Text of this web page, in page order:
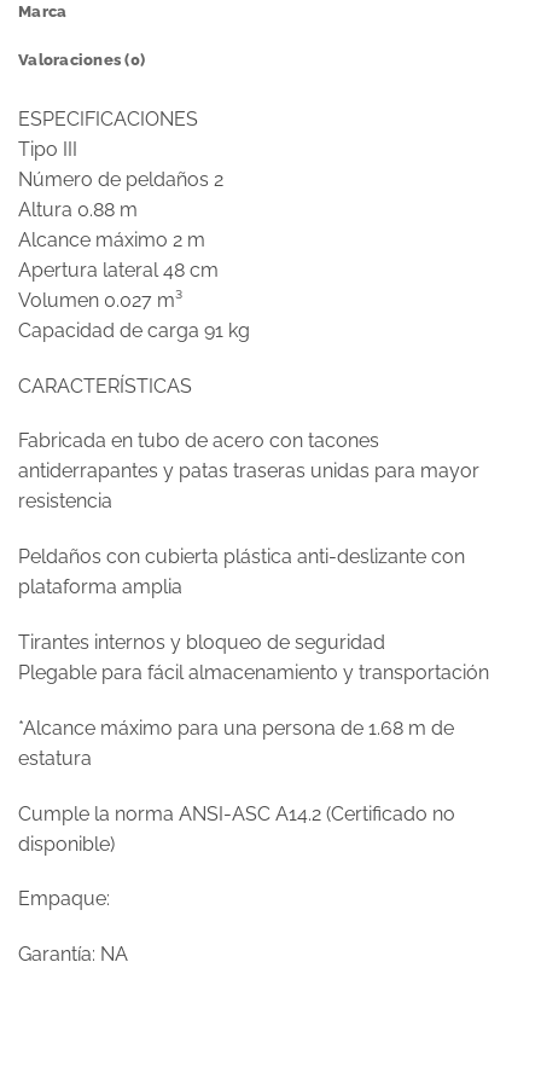
Marca
Valoraciones (0)
ESPECIFICACIONES
Tipo III
Número de peldaños 2
Altura 0.88 m
Alcance máximo 2 m
Apertura lateral 48 cm
Volumen 0.027 m³
Capacidad de carga 91 kg
CARACTERÍSTICAS
Fabricada en tubo de acero con tacones
antiderrapantes y patas traseras unidas para mayor
resistencia
Peldaños con cubierta plástica anti-deslizante con
plataforma amplia
Tirantes internos y bloqueo de seguridad
Plegable para fácil almacenamiento y transportación
*Alcance máximo para una persona de 1.68 m de
estatura
Cumple la norma ANSI-ASC A14.2 (Certificado no
disponible)
Empaque:
Garantía: NA